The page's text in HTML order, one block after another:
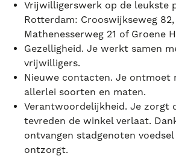
Vrijwilligerswerk op de leukste
Rotterdam: Crooswijkseweg 82,
Mathenesserweg 21 of Groene
Gezelligheid. Je werkt samen
vrijwilligers.
Nieuwe contacten. Je ontmoet
allerlei soorten en maten.
Verantwoordelijkheid. Je zorgt
tevreden de winkel verlaat.
ontvangen stadgenoten
ontzorgt.